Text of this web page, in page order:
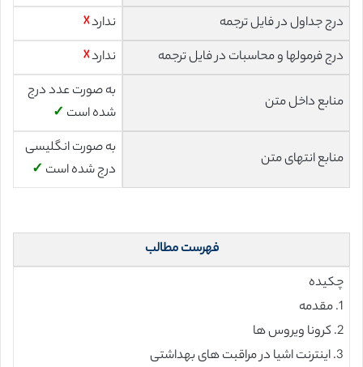
درج جداول در فایل ترجمه
ندارد☓
درج فرمولها و محاسبات در فایل ترجمه
ندارد☓
منابع داخل متن
به صورت عدد درج
شده است ✓
منابع انتهای متن
به صورت انگلیسی
درج شده است ✓
فهرست مطالب
چکیده
1. مقدمه
2. کرونا ویروس ها
3. اینترنت اشیا در مراقبت های بهداشتی